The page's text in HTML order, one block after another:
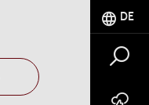
DE